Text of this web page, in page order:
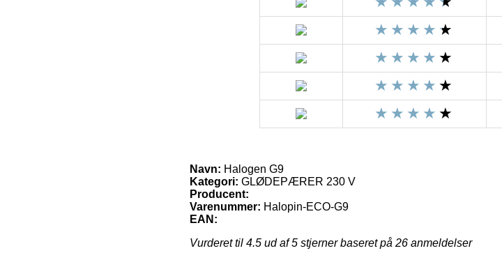
Navn: Halogen G9
Kategori: GLØDEPÆRER 230 V
Producent:
Varenummer: Halopin-ECO-G9
EAN:
Vurderet til 4.5 ud af 5 stjerner baseret på 26 anmeldelser